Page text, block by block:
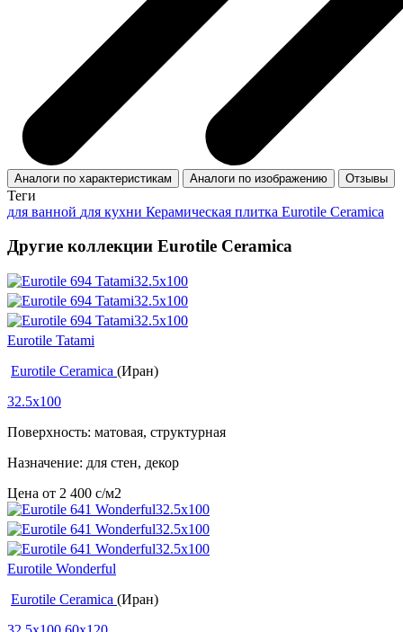
Аналоги по характеристикам Аналоги по изображению Отзывы
Теги
для ванной для кухни Керамическая плитка Eurotile Ceramica
Другие коллекции Eurotile Ceramica
Eurotile Tatami
Eurotile Ceramica (Иран)
32.5x100
Поверхность: матовая, структурная
Назначение: для стен, декор
Цена от 2 400 c/м2
Eurotile Wonderful
Eurotile Ceramica (Иран)